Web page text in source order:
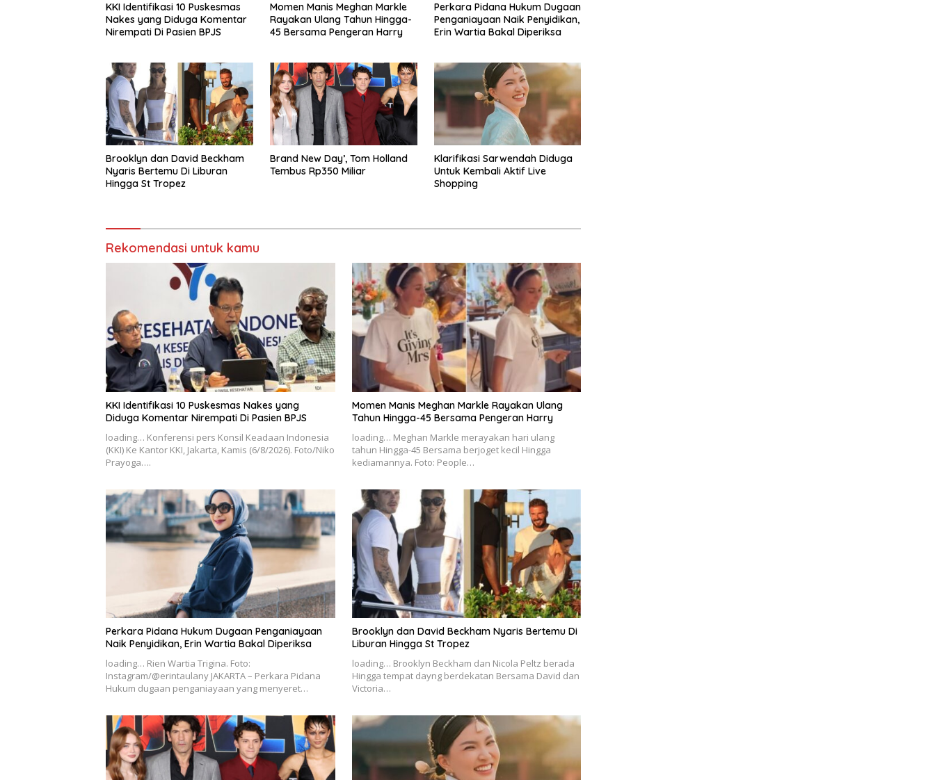
KKI Identifikasi 10 Puskesmas
Nakes yang Diduga Komentar
Nirempati Di Pasien BPJS
Momen Manis Meghan Markle
Rayakan Ulang Tahun Hingga-
45 Bersama Pengeran Harry
Perkara Pidana Hukum Dugaan
Penganiayaan Naik Penyidikan,
Erin Wartia Bakal Diperiksa
Brooklyn dan David Beckham
Nyaris Bertemu Di Liburan
Hingga St Tropez
Brand New Day’, Tom Holland
Tembus Rp350 Miliar
Klarifikasi Sarwendah Diduga
Untuk Kembali Aktif Live
Shopping
Rekomendasi untuk kamu
KKI Identifikasi 10 Puskesmas Nakes yang
Diduga Komentar Nirempati Di Pasien BPJS
loading… Konferensi pers Konsil Keadaan Indonesia
(KKI) Ke Kantor KKI, Jakarta, Kamis (6/8/2026). Foto/Niko
Prayoga….
Momen Manis Meghan Markle Rayakan Ulang
Tahun Hingga-45 Bersama Pengeran Harry
loading… Meghan Markle merayakan hari ulang
tahun Hingga-45 Bersama berjoget kecil Hingga
kediamannya. Foto: People…
Perkara Pidana Hukum Dugaan Penganiayaan
Naik Penyidikan, Erin Wartia Bakal Diperiksa
loading… Rien Wartia Trigina. Foto:
Instagram/@erintaulany JAKARTA – Perkara Pidana
Hukum dugaan penganiayaan yang menyeret…
Brooklyn dan David Beckham Nyaris Bertemu Di
Liburan Hingga St Tropez
loading… Brooklyn Beckham dan Nicola Peltz berada
Hingga tempat dayng berdekatan Bersama David dan
Victoria…